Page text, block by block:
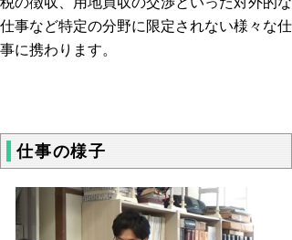
仕事など特定の分野に限定されない様々な仕
事に携わります。
仕事の様子